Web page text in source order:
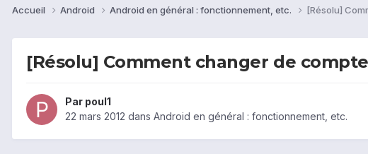
Accueil Android Android en général : fonctionnement, etc. [Résolu]
[Résolu] Comment changer de
Par poul1
22 mars 2012 dans Android en général : fonctionnement, etc.